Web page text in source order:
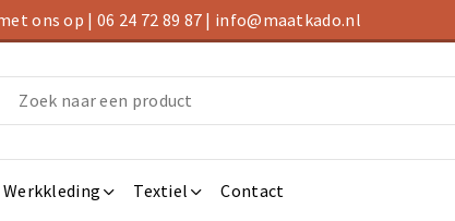
ons op | 06 24 72 89 87 | info@maatkado.nl
Werkkleding Textiel Contact